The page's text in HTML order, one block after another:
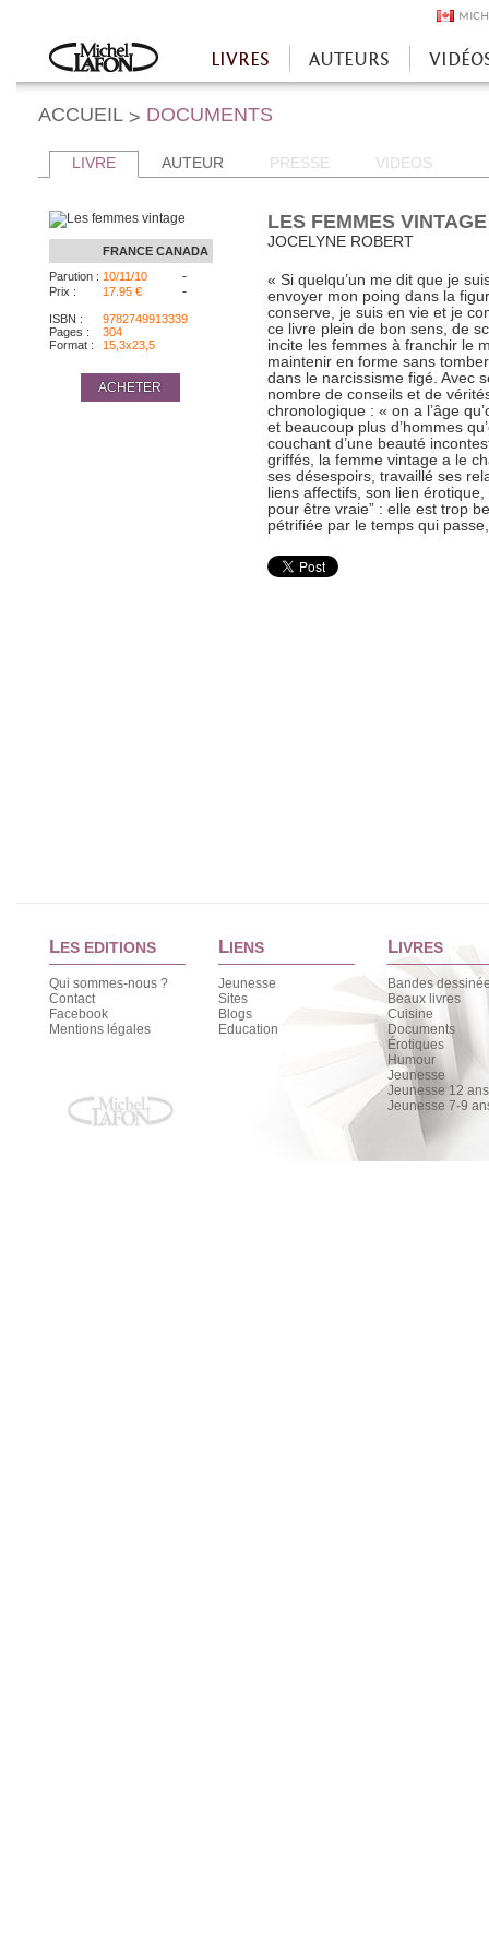
Accueil
LIVRES AUTEURS
ACCUEIL > DOCUMENTS
LIVRE AUTEUR PRESSE VIDEOS
FRANCE CANADA
Parution : 10/11/10 -
Prix : 17.95 € -
ISBN :
9782749913339
Pages :
304
Format :
15,3x23,5
ACHETER
LES FEMMES VINTAGE
JOCELYNE ROBERT
« Si quelqu’un me dit que je
envoyer mon poing dans la
conserve, je suis en vie et je
ce livre plein de bon sens, de
incite les femmes à franchir le
maintenir en forme sans
dans le narcissisme figé. Avec
nombre de conseils et de
chronologique : « on a l’âge
et beaucoup plus d’hommes
couchant d’une beauté
griffés, la femme vintage a le
ses désespoirs, travaillé ses
liens affectifs, son lien
pour être vraie” : elle est trop
pétrifiée par le temps qui
LES EDITIONS
Qui sommes-nous ?
Contact
Facebook
Mentions légales
LIENS
Jeunesse
Sites
Blogs
Education
LIVRES
Bandes
Beaux livres
Cuisine
Documents
Érotiques
Humour
Jeunesse
Jeunesse 12
Jeunesse 7-9